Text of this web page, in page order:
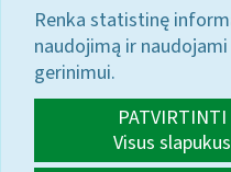
Renka statistinę
naudojimą ir
gerinimui.
PATVIRTINTI
Visus slapukus